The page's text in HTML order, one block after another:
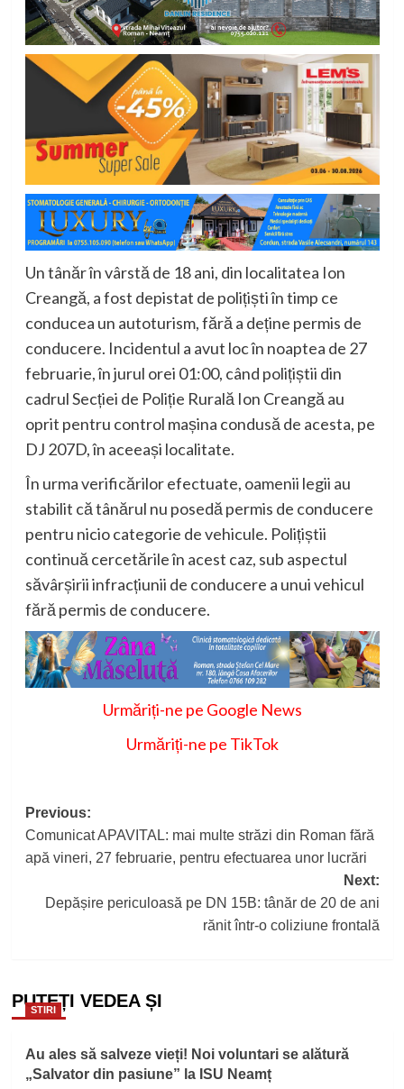
Un tânăr în vârstă de 18 ani, din localitatea Ion
Creangă, a fost depistat de polițiști în timp ce
conducea un autoturism, fără a deține permis de
conducere. Incidentul a avut loc în noaptea de 27
februarie, în jurul orei 01:00, când polițiștii din
cadrul Secției de Poliție Rurală Ion Creangă au
oprit pentru control mașina condusă de acesta, pe
DJ 207D, în aceeași localitate.
În urma verificărilor efectuate, oamenii legii au
stabilit că tânărul nu posedă permis de conducere
pentru nicio categorie de vehicule. Polițiștii
continuă cercetările în acest caz, sub aspectul
săvârșirii infracțiunii de conducere a unui vehicul
fără permis de conducere.
Urmăriți-ne pe Google News
Urmăriți-ne pe TikTok
Post
navigation
Previous:
Comunicat APAVITAL: mai multe străzi din Roman fără
apă vineri, 27 februarie, pentru efectuarea unor lucrări
Next:
Depășire periculoasă pe DN 15B: tânăr de 20 de ani
rănit într-o coliziune frontală
PUTEȚI VEDEA ȘI
STIRI
Au ales să salveze vieți! Noi voluntari se alătură
„Salvator din pasiune” la ISU Neamț